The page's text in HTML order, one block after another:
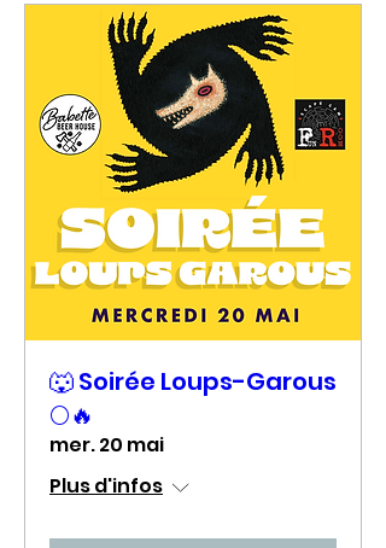
🐺 Soirée Loups-Garous
🌕🔥
mer. 20 mai
Plus d'infos